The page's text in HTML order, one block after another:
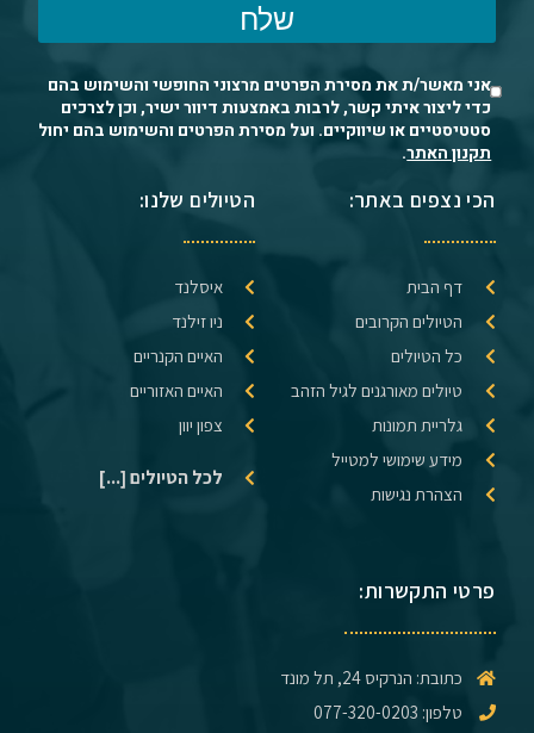
שלח
אני מאשר/ת את מסירת הפרטים מרצוני החופשי והשימוש בהם
כדי ליצור איתי קשר, לרבות באמצעות דיוור ישיר, וכן לצרכים
סטטיסטיים או שיווקיים. ועל מסירת הפרטים והשימוש בהם יחול
תקנון האתר.
הכי נצפים באתר:
דף הבית
הטיולים הקרובים
כל הטיולים
טיולים מאורגנים לגיל הזהב
גלריית תמונות
מידע שימושי למטייל
הצהרת נגישות
הטיולים שלנו:
איסלנד
ניו זילנד
האיים הקנריים
האיים האזוריים
צפון יוון
לכל הטיולים [...]
פרטי התקשרות:
כתובת: הנרקיס 24, תל מונד
טלפון: 077-320-0203